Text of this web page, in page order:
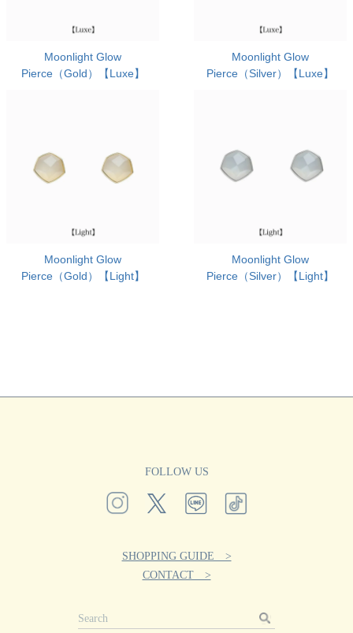
Moonlight Glow
Pierce（Gold）【Luxe】
Moonlight Glow
Pierce（Silver）【Luxe】
Moonlight Glow
Pierce（Gold）【Light】
Moonlight Glow
Pierce（Silver）【Light】
FOLLOW US
SHOPPING GUIDE >
CONTACT >